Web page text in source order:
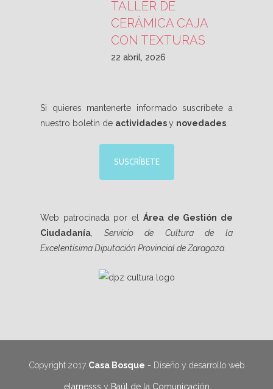
TALLER DE
CERÁMICA CAJA
CON TEXTURAS
22 abril, 2026
Si quieres mantenerte informado suscríbete a
nuestro boletín de actividadesy novedades
SUSCRÍBETE
Web patrocinada por el Área de Gestión de
Ciudadanía
Servicio de Cultura de la
Excelentísima Diputación Provincial de Zaragoza
Copyright 2017 Casa Bosque - Diseño y desarrollo web
elarnesss y Baúl de la Comunicación